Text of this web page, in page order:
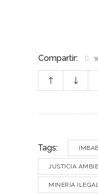
Compartir:
Tags:
JUSTICIA
MINERÍA